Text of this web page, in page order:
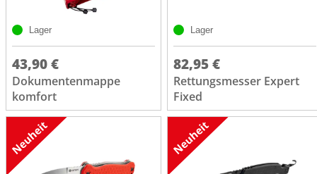
Lager
43,90 €
Dokumentenmappe
komfort
Lager
82,95 €
Rettungsmesser Expert
Fixed